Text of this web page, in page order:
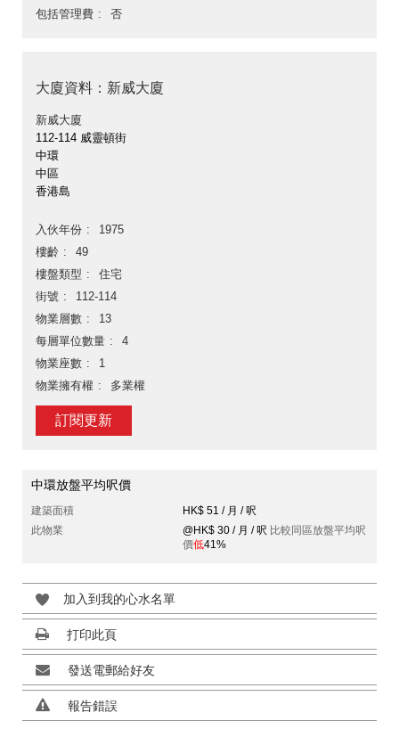
包括管理費
否
大廈資料：新威大廈
新威大廈
112-114 威靈頓街
中環
中區
香港島
入伙年份
1975
樓齡
49
樓盤類型
住宅
街號
112-114
物業層數
13
每層單位數量
4
物業座數
1
物業擁有權
多業權
訂閱更新
中環放盤平均呎價
建築面積
HK$ 51 / 月 / 呎
此物業
@HK$ 30 / 月 / 呎 比較同區放盤平均呎
價低41%
加入到我的心水名單
打印此頁
發送電郵給好友
報告錯誤